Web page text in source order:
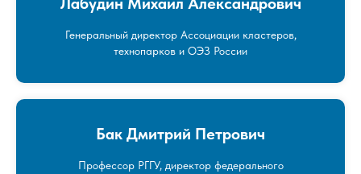
Генеральный директор Ассоциации кластеров,
технопарков и ОЭЗ России
Бак Дмитрий Петрович
Профессор РГГУ, директор федерального